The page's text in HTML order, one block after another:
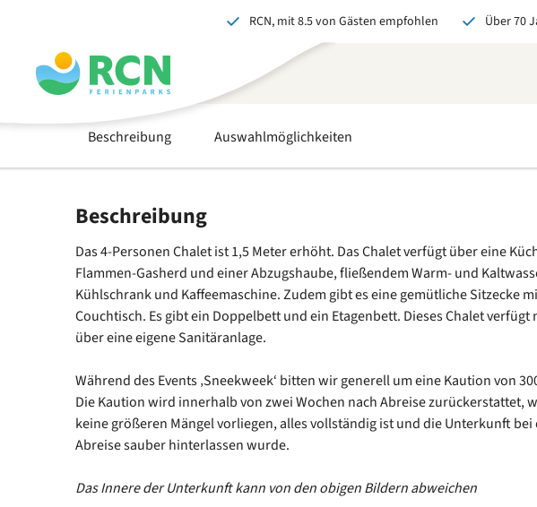
springen
springen
springen
springen
RCN, mit 8.5 von Gästen empfohlen Über 70
Beschreibung Auswahlmöglichkeiten
Beschreibung
Das 4-Personen Chalet ist 1,5 Meter erhöht. Das Chalet verfügt über eine
Flammen-Gasherd und einer Abzugshaube, fließendem Warm- und
Kühlschrank und Kaffeemaschine. Zudem gibt es eine gemütliche Sitzecke
Couchtisch. Es gibt ein Doppelbett und ein Etagenbett. Dieses Chalet verfügt
über eine eigene Sanitäranlage.
Während des Events ‚Sneekweek‘ bitten wir generell um eine Kaution von
Die Kaution wird innerhalb von zwei Wochen nach Abreise zurückerstattet,
keine größeren Mängel vorliegen, alles vollständig ist und die Unterkunft bei
Abreise sauber hinterlassen wurde.
Das Innere der Unterkunft kann von den obigen Bildern abweichen